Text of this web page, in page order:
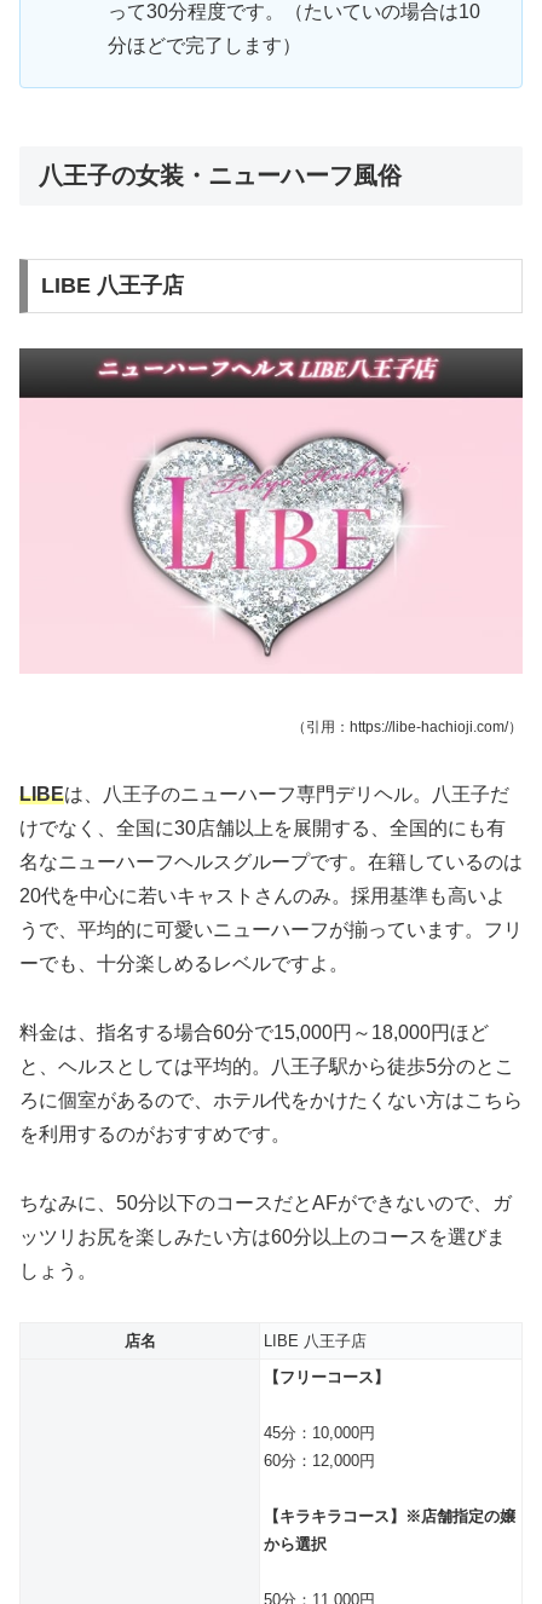
って30分程度です。（たいていの場合は10
分ほどで完了します）
八王子の女装・ニューハーフ風俗
LIBE 八王子店
（引用：https://libe-hachioji.com/）
LIBEは、八王子のニューハーフ専門デリヘル。八王子だ
けでなく、全国に30店舗以上を展開する、全国的にも有
名なニューハーフヘルスグループです。在籍しているのは
20代を中心に若いキャストさんのみ。採用基準も高いよ
うで、平均的に可愛いニューハーフが揃っています。フリ
ーでも、十分楽しめるレベルですよ。
料金は、指名する場合60分で15,000円～18,000円ほど
と、ヘルスとしては平均的。八王子駅から徒歩5分のとこ
ろに個室があるので、ホテル代をかけたくない方はこちら
を利用するのがおすすめです。
ちなみに、50分以下のコースだとAFができないので、ガ
ッツリお尻を楽しみたい方は60分以上のコースを選びま
しょう。
店名
LIBE 八王子店
【フリーコース】
45分：10,000円
60分：12,000円
【キラキラコース】※店舗指定の嬢
から選択
50分：11,000円